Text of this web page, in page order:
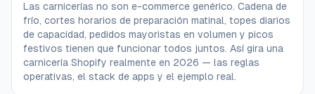
Las carnicerías no son e-commerce genérico. Cadena de
frío, cortes horarios de preparación matinal, topes diarios
de capacidad, pedidos mayoristas en volumen y picos
festivos tienen que funcionar todos juntos. Así gira una
carnicería Shopify realmente en 2026 — las reglas
operativas, el stack de apps y el ejemplo real.